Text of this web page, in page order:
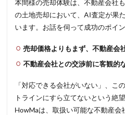
本間様の売却体験は、不動産会社
の土地売却において、AI査定が果
います。お話を伺って成功のポイ
売却価格よりもまず、不動産会
不動産会社との交渉前に客観的
「対応できる会社がいない」、こ
トラインにすら立てないという絶
HowMaは、取扱い可能な不動産会